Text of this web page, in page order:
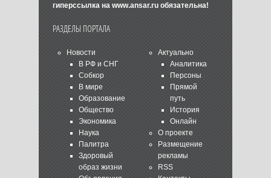
гиперссылка на www.ansar.ruобязательна!
РАЗДЕЛЫ ПОРТАЛА
Новости
В РФ и СНГ
Собкор
В мире
Образование
Общество
Экономика
Наука
Палитра
Здоровый
образ жизни
Актуально
Аналитика
Персоны
Прямой
путь
История
Онлайн
О проекте
Размещение
рекламы
RSS